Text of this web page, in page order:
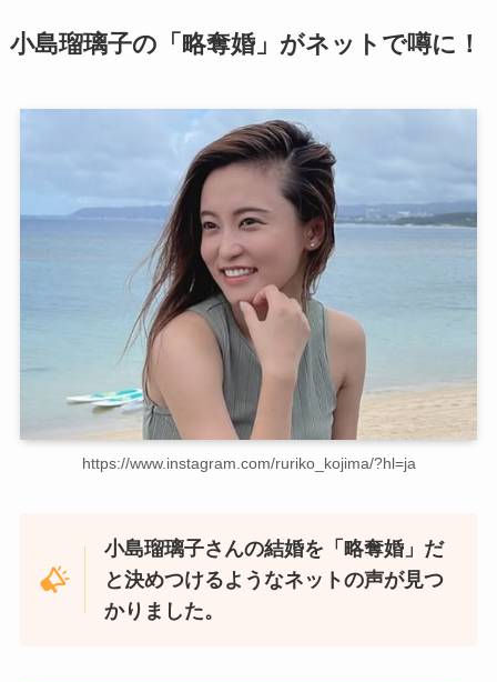
小島瑠璃子の「略奪婚」がネットで噂に！
https://www.instagram.com/ruriko_kojima/?hl=ja
小島瑠璃子さんの結婚を「略奪婚」だ
と決めつけるようなネットの声が見つ
かりました。